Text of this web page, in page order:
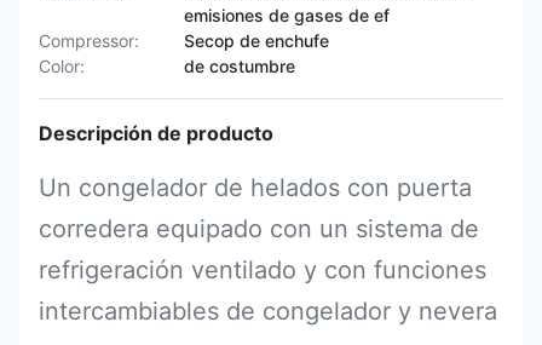
emisiones de gases de ef
Compressor:
Secop de enchufe
Color:
de costumbre
Descripción de producto
Un congelador de helados con puerta
corredera equipado con un sistema de
refrigeración ventilado y con funciones
intercambiables de congelador y nevera